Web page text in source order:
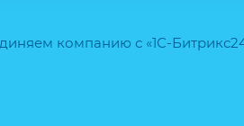
компанию с «1С-